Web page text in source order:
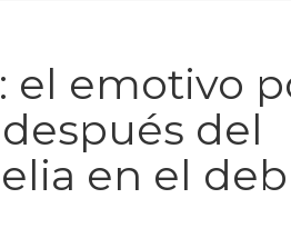
el emotivo
del
en el